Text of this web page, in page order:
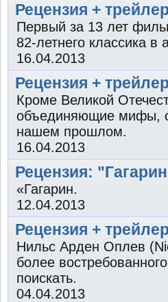
Рецензия +
Первый за 13 лет
82-летнего классика в
16.04.2013
Рецензия +
Кроме Великой
объединяющие мифы,
нашем прошлом.
16.04.2013
Рецензия:
«Гагарин.
12.04.2013
Рецензия +
Нильс Арден Оплев
более
поискать.
04.04.2013